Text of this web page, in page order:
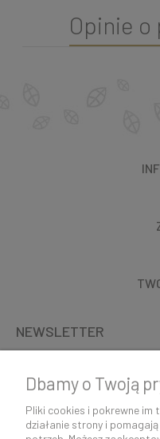
Opinie o
NEWSLETTER
Dbamy o Twoją
Pliki cookies i pokrewne im
działanie strony i